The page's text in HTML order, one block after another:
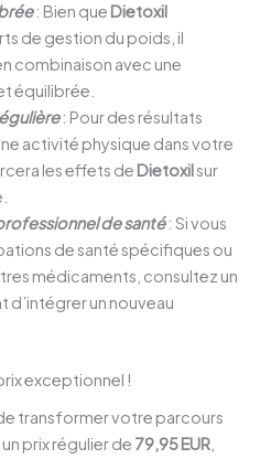
: Bien que Dietoxil
de gestion du poids, il
combinaison avec une
équilibrée.
: Pour des résultats
activité physique dans votre
les effets de Dietoxilsur
de santé: Si vous
de santé spécifiques ou
médicaments, consultez un
d’intégrer un nouveau
exceptionnel !
transformer votre parcours
un prix régulier de 79,95 EUR